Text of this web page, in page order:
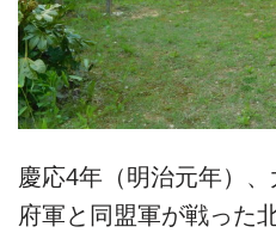
慶応4年（明治元年）
府軍と同盟軍が戦った